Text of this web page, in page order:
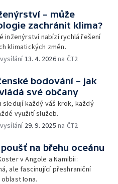
– může
zachránit klima?
inženýrství nabízí rychlá řešení
klimatických změn.
13. 4. 2026na ČT2
bodování – jak
své občany
sledují každý váš krok, každý
využití služeb.
29. 9. 2025 na ČT2
na břehu oceánu
v Angole a Namibii:
ale fascinující přeshraniční
Iona.